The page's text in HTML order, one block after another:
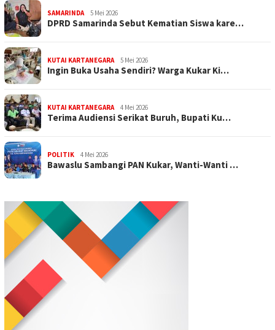
SAMARINDA 5 Mei 2026
DPRD Samarinda Sebut Kematian Siswa kare…
KUTAI KARTANEGARA 5 Mei 2026
Ingin Buka Usaha Sendiri? Warga Kukar Ki…
KUTAI KARTANEGARA 4 Mei 2026
Terima Audiensi Serikat Buruh, Bupati Ku…
POLITIK 4 Mei 2026
Bawaslu Sambangi PAN Kukar, Wanti-Wanti …